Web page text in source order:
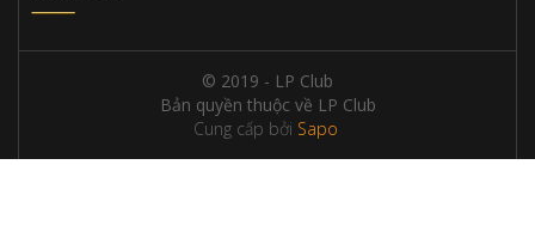
© 2019 - LP Club
Bản quyền thuộc về LP Club
Cung cấp bởi Sapo